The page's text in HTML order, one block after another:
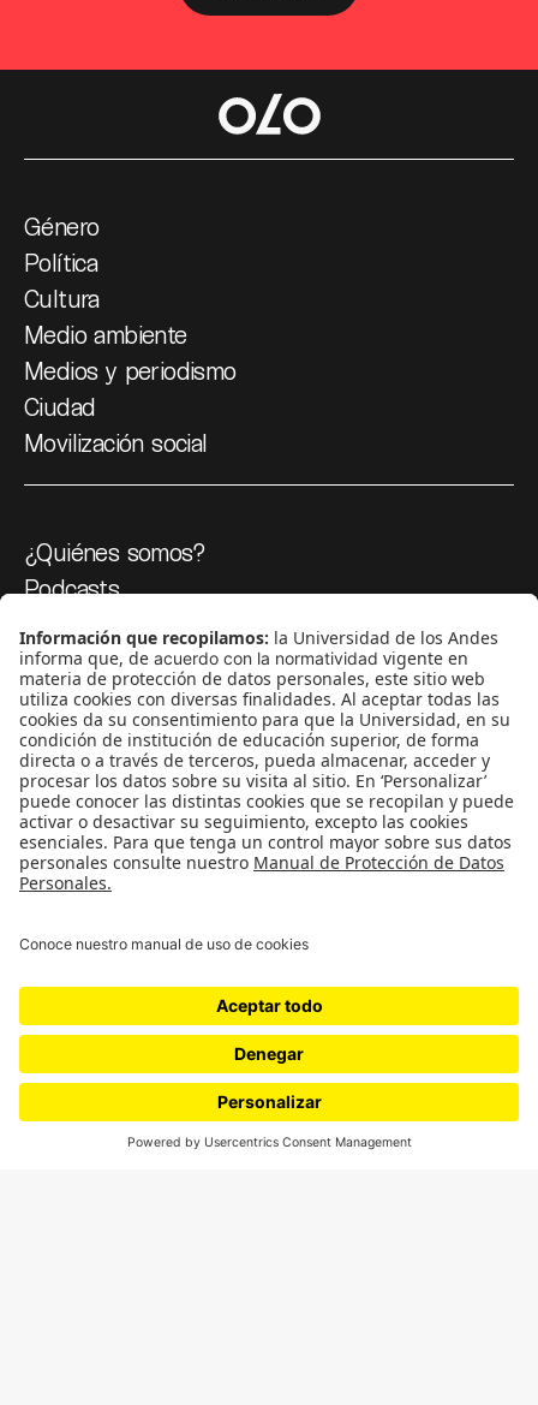
Género
Política
Cultura
Medio ambiente
Medios y periodismo
Ciudad
Movilización social
¿Quiénes somos?
Podcasts
Ediciones especiales
Proyectos 070
SÍGUENOS
¿Quieres escribir en 070?
CONTÁCTANOS
NEWSLETTER